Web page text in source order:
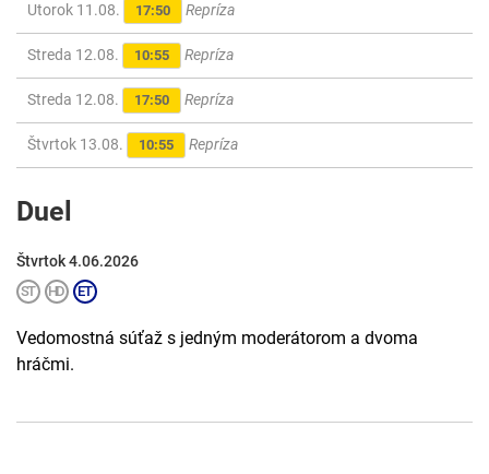
Utorok 11.08. 17:50 Repríza
Streda 12.08. 10:55 Repríza
Streda 12.08. 17:50 Repríza
Štvrtok 13.08. 10:55 Repríza
Duel
Štvrtok 4.06.2026
Vedomostná súťaž s jedným moderátorom a dvoma
hráčmi.